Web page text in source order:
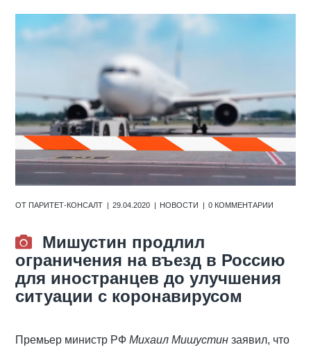
ОТПАРИТЕТ-КОНСАЛТ 29.04.2020 НОВОСТИ 0 КОММЕНТАРИИ
Мишустин продлил
ограничения на въезд в Россию
для иностранцев до улучшения
ситуации с коронавирусом
Премьер министр РФМихаил Мишустин заявил, что